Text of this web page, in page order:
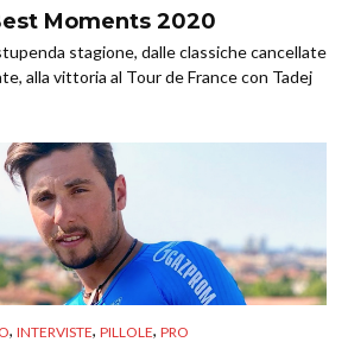
Moments 2020
stagione, dalle classiche cancellate
alla vittoria al Tour de France con Tadej
, INTERVISTE, PILLOLE, PRO